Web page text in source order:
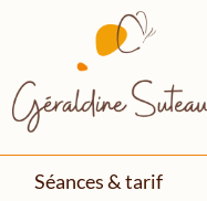
Séances & tarif